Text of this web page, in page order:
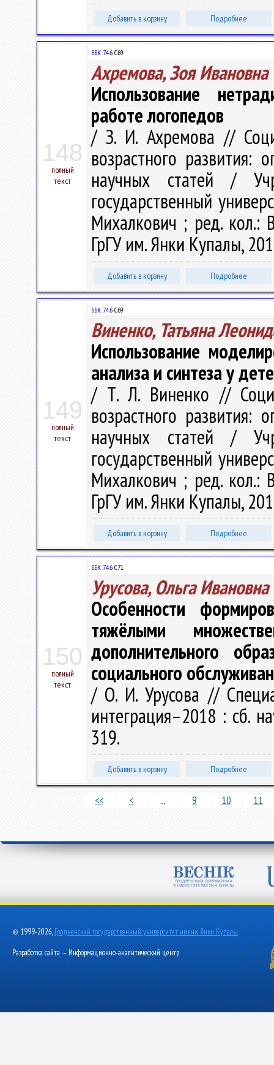
Добавить в корзину Подробнее
148
полный
текст
ББК 74.6 С69
Ахремова, Зоя Ивановна
Использование
работе логопедов
/ З. И. Ахремова //
возрастного развития:
научных статей /
государственный
Михалкович ; ред. кол.:
ГрГУ им. Янки Купалы,
Добавить в корзину Подробнее
149
полный
текст
ББК 74.6 С69
Виненко, Татьяна
Использование
анализа и синтеза у
/ Т. Л. Виненко //
возрастного развития:
научных статей /
государственный
Михалкович ; ред. кол.:
ГрГУ им. Янки Купалы,
Добавить в корзину Подробнее
150
полный
текст
ББК 74.6 С71
Урусова, Ольга Ивановна
Особенности
тяжёлыми
дополнительного
социального
/ О. И. Урусова //
интеграция–2018 : сб.
319.
Добавить в корзину Подробнее
<< < ... 9 10 11
© 1999-2026, Гродненский государственный университет имени Янки Купалы
Разработка сайта — Информационно-аналитический центр